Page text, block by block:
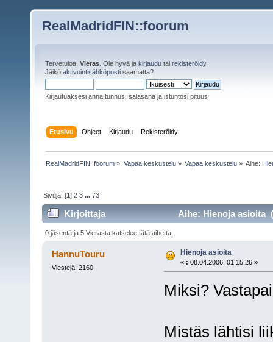
RealMadridFIN::foorum
Tervetuloa, Vieras . Ole hyvä ja kirjaudu tai rekisteröidy.
Jäikö aktivointisähköposti saamatta?
Kirjautuaksesi anna tunnus, salasana ja istuntosi pituus
Etusivu Ohjeet Kirjaudu Rekisteröidy
RealMadridFIN::foorum » Vapaa keskustelu» Vapaa keskustelu» Aihe:
Sivuja: [1]2 3 ...73
Kirjoittaja Aihe: Hienoja asioita
0 jäsentä ja 5 Vierasta katselee tätä aihetta.
HannuTouru
Viestejä: 2160
Hienoja asioita
« : 08.04.2006, 01.15.26 »
Miksi?
Mistäs lähtisi